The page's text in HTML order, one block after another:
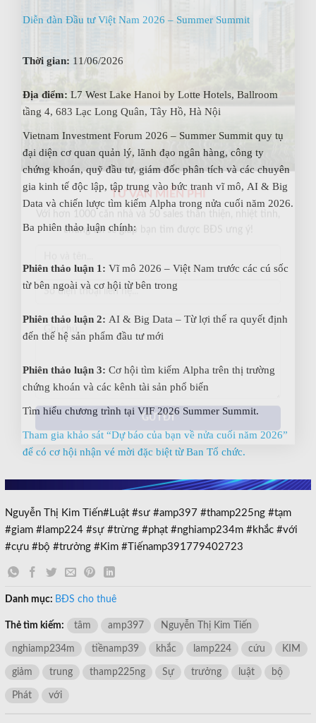
TƯ VẤN MIỄN PHÍ
Với hơn 1000 căn nhà và 50 sales thân thiện, nhiệt tình,
Diễn đàn Đầu tư Việt Nam 2026 – Summer Summit
Thời gian: 11/06/2026
Địa điểm: L7 West Lake Hanoi by Lotte Hotels, Ballroom
tầng 4, 683 Lạc Long Quân, Tây Hồ, Hà Nội
Vietnam Investment Forum 2026 – Summer Summit quy tụ
đại diện cơ quan quản lý, lãnh đạo ngân hàng, công ty
chứng khoán, quỹ đầu tư, giám đốc phân tích và các chuyên
gia kinh tế độc lập, tập trung vào bức tranh vĩ mô, AI & Big
Data và chiến lược tìm kiếm Alpha trong nửa cuối năm 2026.
Ba phiên thảo luận chính:
Phiên thảo luận 1: Vĩ mô 2026 – Việt Nam trước các cú sốc
từ bên ngoài và cơ hội từ bên trong
Phiên thảo luận 2: AI & Big Data – Từ lợi thế ra quyết định
đến thế hệ sản phẩm đầu tư mới
Phiên thảo luận 3: Cơ hội tìm kiếm Alpha trên thị trường
chứng khoán và các kênh tài sản phổ biến
Tìm hiểu chương trình tại VIF 2026 Summer Summit.
Tham gia khảo sát “Dự báo của bạn về nửa cuối năm 2026”
để có cơ hội nhận vé mời đặc biệt từ Ban Tổ chức.
Nguyễn Thị Kim Tiến#Luật #sư #amp397 #thamp225ng #tạm
#giam #lamp224 #sự #trừng #phạt #nghiamp234m #khắc #với
#cựu #bộ #trưởng #Kim #Tiếnamp391779402723
Danh mục: BĐS cho thuê
Thẻ tìm kiếm: tâm amp397 Nguyễn Thị Kim Tiến
nghiamp234m tiềnamp39 khắc lamp224 cứu KIM
giảm trung thamp225ng Sự trưởng luật bộ
Phát với